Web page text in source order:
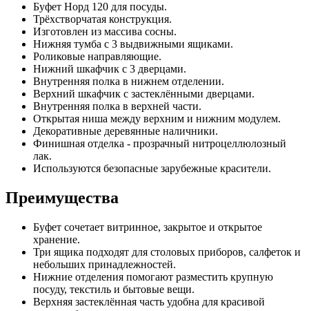
Буфет Норд 120 для посуды.
Трёхстворчатая конструкция.
Изготовлен из массива сосны.
Нижняя тумба с 3 выдвижными ящиками.
Роликовые направляющие.
Нижний шкафчик с 3 дверцами.
Внутренняя полка в нижнем отделении.
Верхний шкафчик с застеклёнными дверцами.
Внутренняя полка в верхней части.
Открытая ниша между верхним и нижним модулем.
Декоративные деревянные наличники.
Финишная отделка - прозрачный нитроцеллюлозный
лак.
Используются безопасные зарубежные красители.
Преимущества
Буфет сочетает витринное, закрытое и открытое
хранение.
Три ящика подходят для столовых приборов, салфеток и
небольших принадлежностей.
Нижние отделения помогают разместить крупную
посуду, текстиль и бытовые вещи.
Верхняя застеклённая часть удобна для красивой